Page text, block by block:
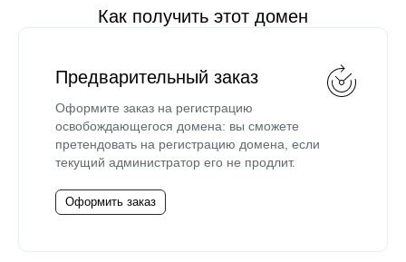
Как получить этот домен
Предварительный заказ
Оформите заказ на регистрацию
освобождающегося домена: вы сможете
претендовать на регистрацию домена, если
текущий администратор его не продлит.
Оформить заказ